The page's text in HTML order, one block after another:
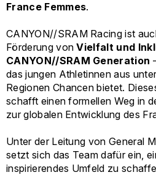
France Femmes.
CANYON//SRAM Racing ist
Förderung vonVielfalt und
CANYON//SRAM Generation
das jungen Athletinnen aus
Regionen Chancen bietet.
schafft einen formellen Weg in
zur globalen Entwicklung des
Unter der Leitung von General
setzt sich das Team dafür ein,
inspirierendes Umfeld zu